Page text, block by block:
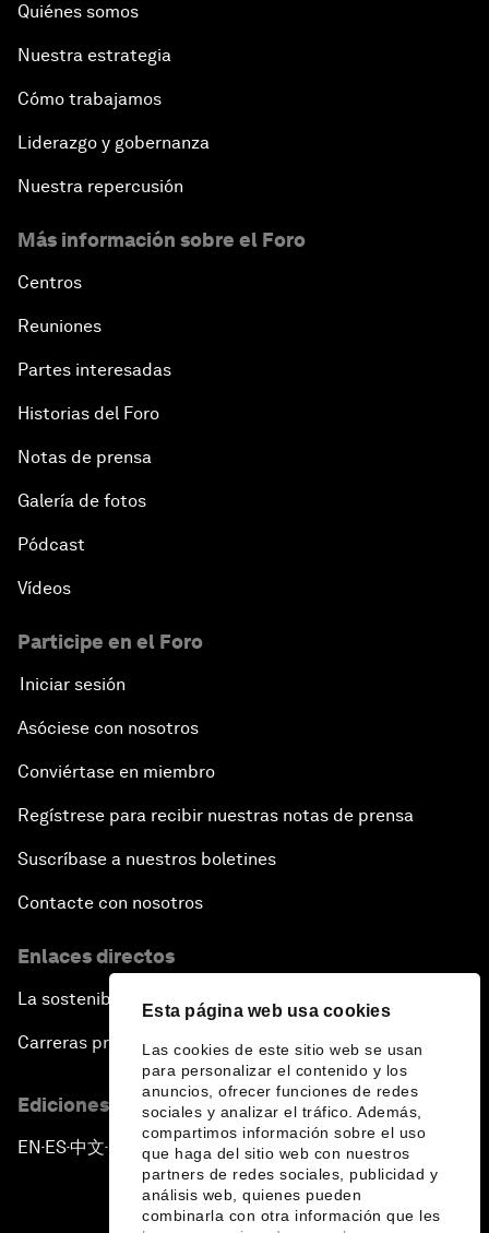
Esta página web usa cookies
Las cookies de este sitio web se usan
para personalizar el contenido y los
anuncios, ofrecer funciones de redes
sociales y analizar el tráfico. Además,
compartimos información sobre el uso
que haga del sitio web con nuestros
partners de redes sociales, publicidad y
análisis web, quienes pueden
combinarla con otra información que les
Quiénes somos
Nuestra estrategia
Cómo trabajamos
Liderazgo y gobernanza
Nuestra repercusión
Más información sobre el Foro
Centros
Reuniones
Partes interesadas
Historias del Foro
Notas de prensa
Galería de fotos
Pódcast
Vídeos
Participe en el Foro
Iniciar sesión
Asóciese con nosotros
Conviértase en miembro
Regístrese para recibir nuestras notas de prensa
Suscríbase a nuestros boletines
Contacte con nosotros
Enlaces directos
La sostenibilidad en el Foro
Carreras profesionales
Ediciones en otros idiomas
EN ▪ES▪中文▪ 日本語